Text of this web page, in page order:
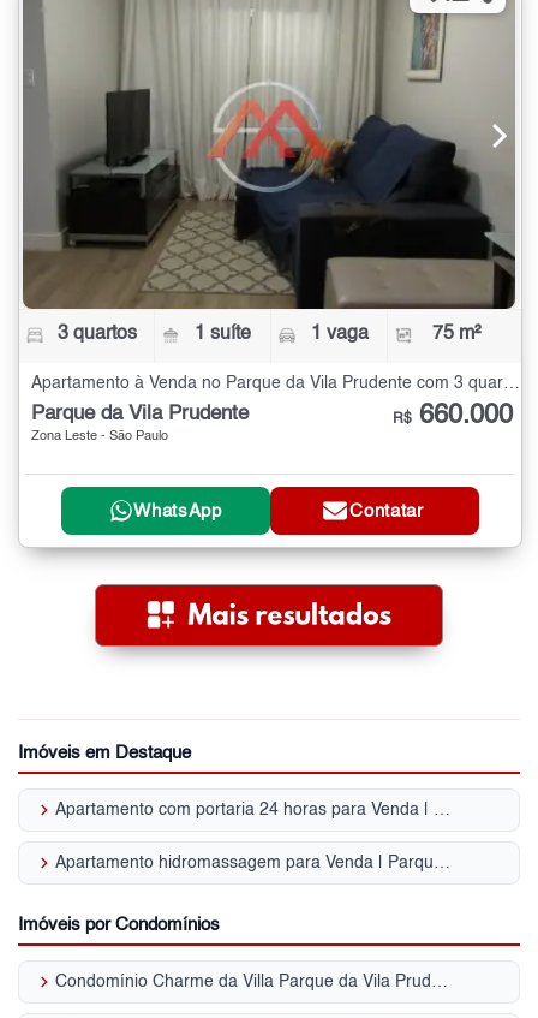
3 quartos 1 suíte 1 vaga 75 m²
Apartamento à Venda no Parque da Vila Prudente com 3 quartos - 75 m²
Parque da Vila Prudente
Zona Leste - São Paulo
R$ 660.000
WhatsApp Contatar
Imóveis em Destaque
keyboard_arrow_right Apartamento com portaria 24 horas para Venda | Parque da Vila Prudente
keyboard_arrow_right Apartamento hidromassagem para Venda | Parque da Vila Prudente
Imóveis por Condomínios
keyboard_arrow_right Condomínio Charme da Villa Parque da Vila Prudente